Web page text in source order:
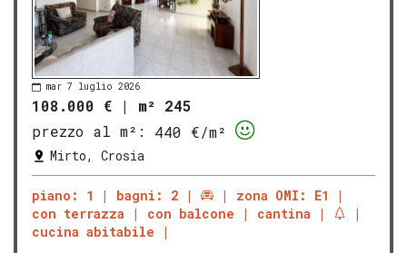
mar 7 luglio 2026
108.000 € | m² 245
prezzo al m²:
440 €/m²
Mirto, Crosia
piano: 1 bagni: 2
zona OMI: E1
con terrazza
con balcone
cantina
cucina abitabile